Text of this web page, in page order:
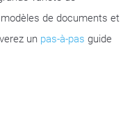
de documents et
un pas-à-pas guide